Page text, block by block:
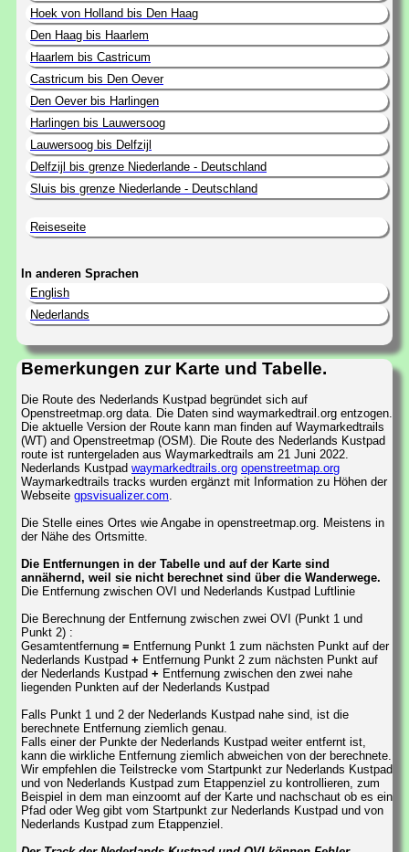
Hoek von Holland bis Den Haag
Den Haag bis Haarlem
Haarlem bis Castricum
Castricum bis Den Oever
Den Oever bis Harlingen
Harlingen bis Lauwersoog
Lauwersoog bis Delfzijl
Delfzijl bis grenze Niederlande - Deutschland
Sluis bis grenze Niederlande - Deutschland
Reiseseite
In anderen Sprachen
English
Nederlands
Bemerkungen zur Karte und Tabelle.
Die Route des Nederlands Kustpad begründet sich auf
Openstreetmap.org data. Die Daten sind waymarkedtrail.org entzogen.
Die aktuelle Version der Route kann man finden auf Waymarkedtrails
(WT) and Openstreetmap (OSM). Die Route des Nederlands Kustpad
route ist runtergeladen aus Waymarkedtrails am 21 Juni 2022.
Nederlands Kustpad waymarkedtrails.org openstreetmap.org
Waymarkedtrails tracks wurden ergänzt mit Information zu Höhen der
Webseite gpsvisualizer.com.
Die Stelle eines Ortes wie Angabe in openstreetmap.org. Meistens in
der Nähe des Ortsmitte.
Die Entfernungen in der Tabelle und auf der Karte sind
annähernd, weil sie nicht berechnet sind über die Wanderwege.
Die Entfernung zwischen OVI und Nederlands Kustpad Luftlinie
Die Berechnung der Entfernung zwischen zwei OVI (Punkt 1 und
Punkt 2) :
Gesamtentfernung = Entfernung Punkt 1 zum nächsten Punkt auf der
Nederlands Kustpad + Entfernung Punkt 2 zum nächsten Punkt auf
der Nederlands Kustpad + Entfernung zwischen den zwei nahe
liegenden Punkten auf der Nederlands Kustpad
Falls Punkt 1 und 2 der Nederlands Kustpad nahe sind, ist die
berechnete Entfernung ziemlich genau.
Falls einer der Punkte der Nederlands Kustpad weiter entfernt ist,
kann die wirkliche Entfernung ziemlich abweichen von der berechnete.
Wir empfehlen die Teilstrecke vom Startpunkt zur Nederlands Kustpad
und von Nederlands Kustpad zum Etappenziel zu kontrollieren, zum
Beispiel in dem man einzoomt auf der Karte und nachschaut ob es ein
Pfad oder Weg gibt vom Startpunkt zur Nederlands Kustpad und von
Nederlands Kustpad zum Etappenziel.